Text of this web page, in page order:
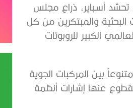
تحشد أسباير، ذراع مجلس
البحثية والمبتكرين من كل
الكبير للروبوتات
متنوعاً بين المركبات الجوية
عنها إشارات أنظمة